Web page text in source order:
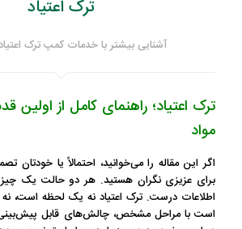
ترک اعتیاد
آشنایی بیشتر با خدمات کمپ ترک
ترک اعتیاد؛ راهنمای کامل از اولین
مواد
اگر این مقاله را می‌خوانید، احتمالاً یا خودتان
برای عزیزی نگران هستید. هر دو حالت یک چیز
اطلاعات درست. ترک اعتیاد نه یک لحظه است،
است با مراحل مشخص، چالش‌های قابل